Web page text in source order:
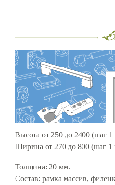
Высота от 250 до 2400 (шаг
Ширина от 270 до 800 (шаг 1
Толщина: 20 мм.
Состав: рамка массив,